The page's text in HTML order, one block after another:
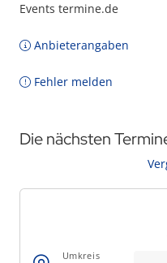
Events termine.de
Anbieterangaben
Fehler melden
Die nächsten
Umkreis